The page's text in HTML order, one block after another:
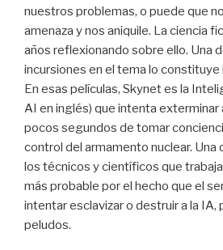
nuestros problemas, o puede que
amenaza y nos aniquile. La ciencia
años reflexionando sobre ello. Una
incursiones en el tema lo constituye
En esas películas, Skynet es la
AI en inglés) que intenta exterminar
pocos segundos de tomar
control del armamento nuclear. Una
los técnicos y científicos que
más probable por el hecho que el
intentar esclavizar o destruir a la IA,
peludos.